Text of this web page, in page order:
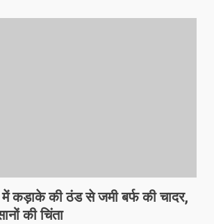
में कड़ाके की ठंड से जमी बर्फ की चादर,
की चिंता